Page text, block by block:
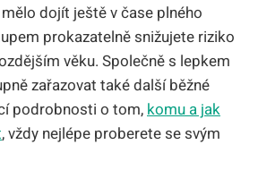
dojít ještě v čase plného
prokazatelně snižujete riziko
věku. Společně s lepkem
zařazovat také další běžné
podrobnosti o tom, komu a jak
, vždy nejlépe proberete se svým